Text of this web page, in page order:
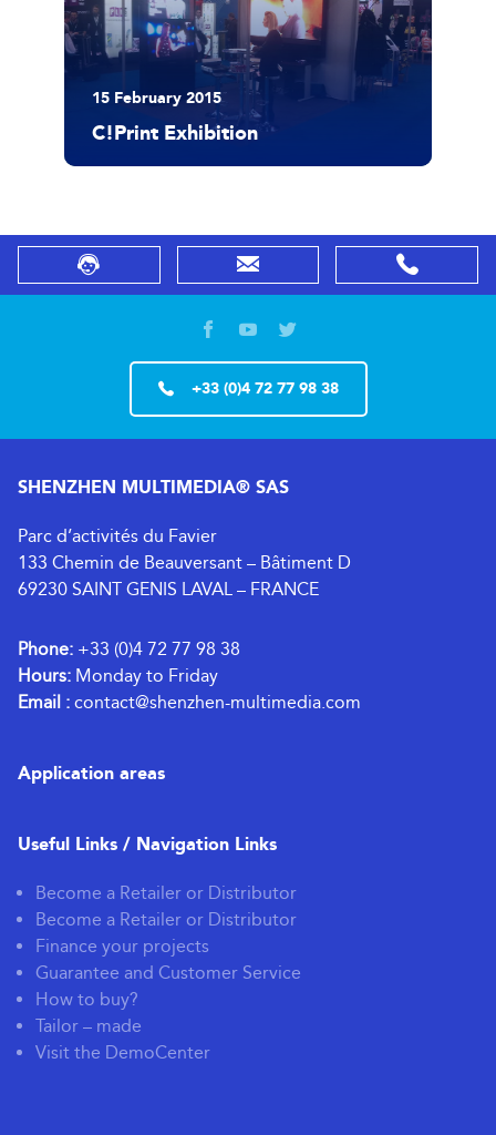
15 February 2015
C!Print Exhibition
+33 (0)4 72 77 98 38
SHENZHEN MULTIMEDIA® SAS
Parc d’activités du Favier
133 Chemin de Beauversant – Bâtiment D
69230 SAINT GENIS LAVAL – FRANCE
Phone: +33 (0)4 72 77 98 38
Hours: Monday to Friday
Email : contact@shenzhen-multimedia.com
Application areas
Useful Links / Navigation Links
Become a Retailer or Distributor
Become a Retailer or Distributor
Finance your projects
Guarantee and Customer Service
How to buy?
Tailor – made
Visit the DemoCenter